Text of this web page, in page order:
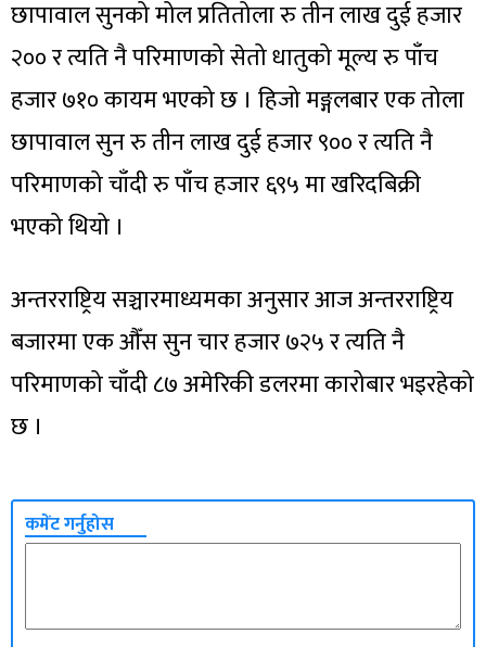
छापावाल सुनको मोल प्रतितोला रु तीन लाख दुई हजार
२०० र त्यति नै परिमाणको सेतो धातुको मूल्य रु पाँच
हजार ७१० कायम भएको छ । हिजो मङ्गलबार एक तोला
छापावाल सुन रु तीन लाख दुई हजार ९०० र त्यति नै
परिमाणको चाँदी रु पाँच हजार ६९५ मा खरिदबिक्री
भएको थियो ।
अन्तरराष्ट्रिय सञ्चारमाध्यमका अनुसार आज अन्तरराष्ट्रिय
बजारमा एक औँस सुन चार हजार ७२५ र त्यति नै
परिमाणको चाँदी ८७ अमेरिकी डलरमा कारोबार भइरहेको
छ ।
कमेंट गर्नुहोस